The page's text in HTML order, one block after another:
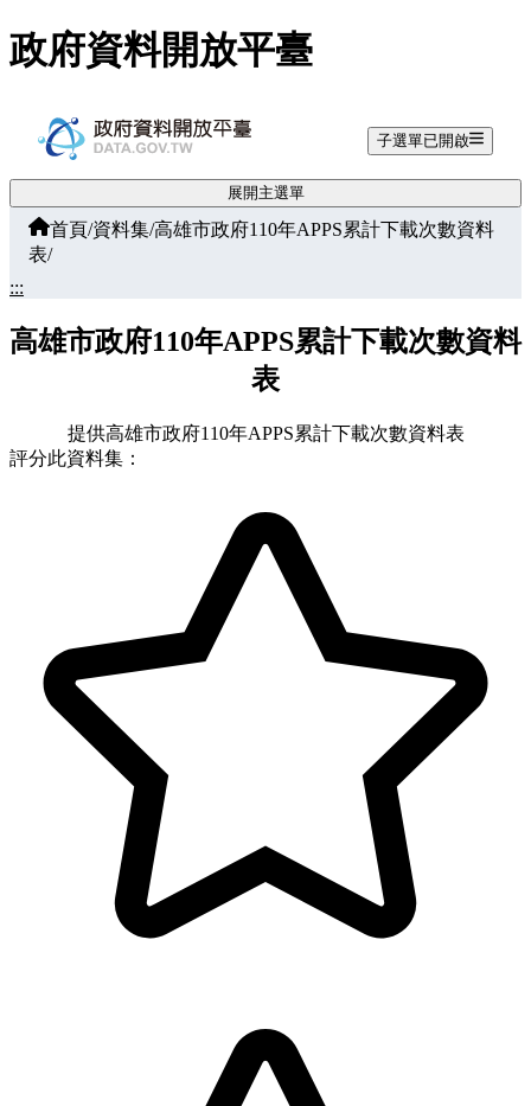
跳至主要內容
政府資料開放平臺
子選單已開啟
展開主選單
首頁/資料集/高雄市政府110年APPS累計下載次數資料
表/
:::
高雄市政府110年APPS累計下載次數資料
表
提供高雄市政府110年APPS累計下載次數資料表
評分此資料集：